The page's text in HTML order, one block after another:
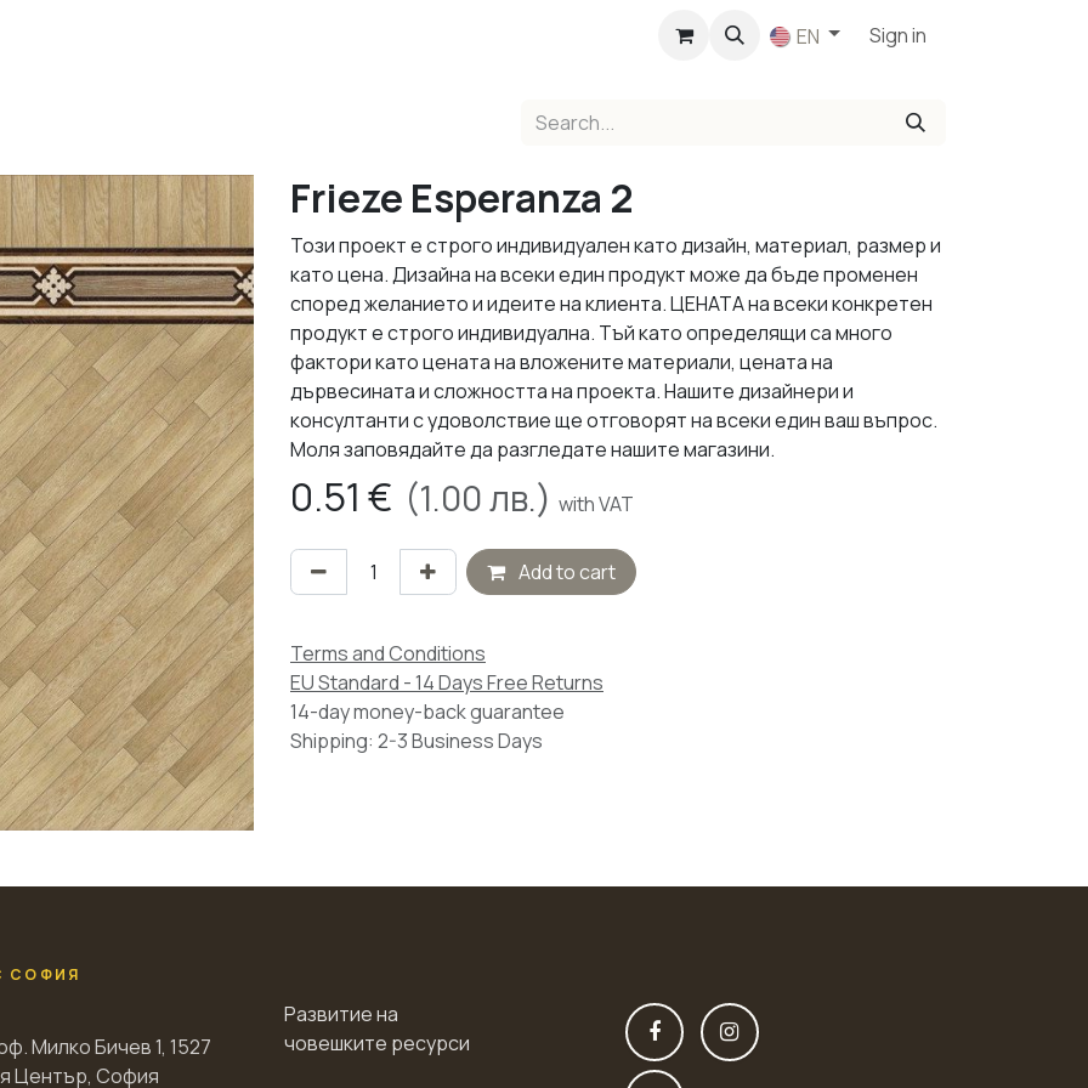
EN Sign in
Frieze Esperanza 2
Този проект е строго индивидуален като дизайн, материал, размер и
като цена. Дизайна на всеки един продукт може да бъде променен
според желанието и идеите на клиента. ЦЕНАТА на всеки конкретен
продукт е строго индивидуална. Тъй като определящи са много
фактори като цената на вложените материали, цената на
дървесината и сложността на проекта. Нашите дизайнери и
консултанти с удоволствие ще отговорят на всеки един ваш въпрос.
Моля заповядайте да разгледате нашите магазини.
0.51 € (1.00лв.) with VAT
Add to cart
Terms and Conditions
EU Standard - 14 Days Free Returns
14-day money-back guarantee
Shipping: 2-3 Business Days
СОФИЯ
Милко Бичев 1, 1527
Център, София
Развитие на
човешките ресурси